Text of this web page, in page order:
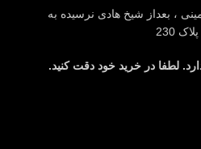
، بعداز شیخ هادی نرسیده به
230
لطفا در خرید خود دقت کنید.